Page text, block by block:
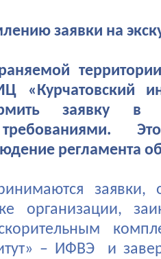
заявки на
«Курчатовский
заявку в
регламента
заявки,
организации,
– ИФВЭ и